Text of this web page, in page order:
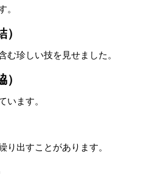
。
む珍しい技を見せました。
います。
り出すことがあります。